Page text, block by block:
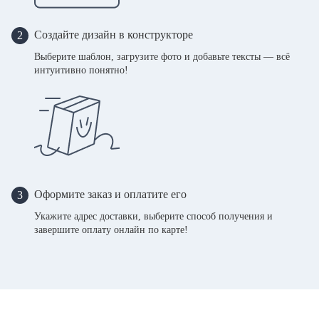
2 Создайте дизайн в конструкторе
Выберите шаблон, загрузите фото и добавьте тексты — всё
интуитивно понятно!
3 Оформите заказ и оплатите его
Укажите адрес доставки, выберите способ получения и
завершите оплату онлайн по карте!